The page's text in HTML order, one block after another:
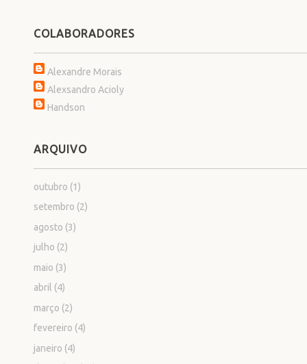
COLABORADORES
Alexandre Morais
Alexsandro Acioly
Handson
ARQUIVO
outubro (1)
setembro (2)
agosto (3)
julho (2)
maio (3)
abril (4)
março (2)
fevereiro (4)
janeiro (4)